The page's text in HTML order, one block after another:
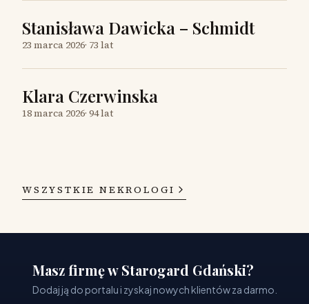
Stanisława Dawicka – Schmidt
23 marca 2026· 73 lat
Klara Czerwinska
18 marca 2026· 94 lat
WSZYSTKIE NEKROLOGI
Masz firmę w Starogard Gdański?
Dodaj ją do portalu i zyskaj nowych klientów za darmo.